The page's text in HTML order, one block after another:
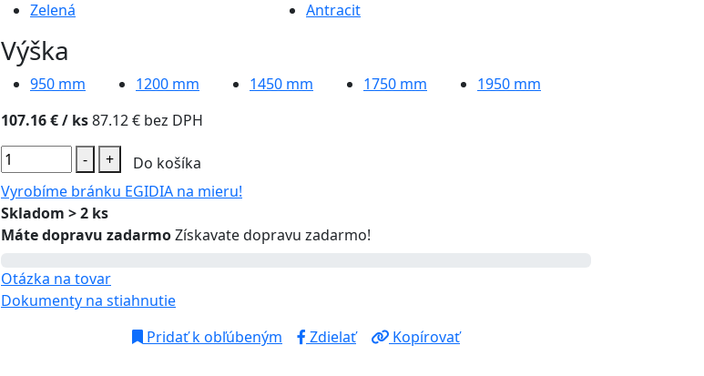
Zelená Antracit
Výška
950 mm 1200 mm 1450 mm 1750 mm 1950 mm
107.16 €/ ks87.12 € bez DPH
-
+
Do košíka
Vyrobíme bránku EGIDIA na mieru!
Skladom > 2 ks
Máte dopravu zadarmoZískavate dopravu zadarmo!
Otázka na tovar
Dokumenty na stiahnutie
Pridať k obľúbeným
Zdielať Kopírovať